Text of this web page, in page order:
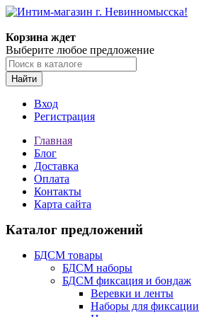
Корзина ждет
Выберите любое предложение
Найти
Вход
Регистрация
Главная
Блог
Доставка
Оплата
Контакты
Карта сайта
Каталог предложений
БДСМ товары
БДСМ наборы
БДСМ фиксация и бондаж
Веревки и ленты
Наборы для фиксации